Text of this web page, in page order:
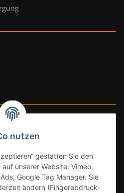
nutzen
gestatten Sie den
unserer Website: Vimeo,
Google Tag Manager. Sie
ändern (Fingerabdruck-